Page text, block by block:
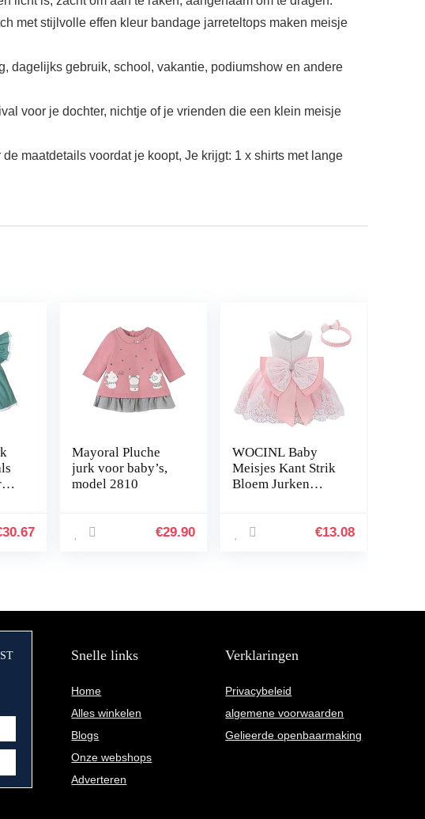
met stijlvolle effen kleur bandage jarreteltops maken meisje
dagelijks gebruik, school, vakantie, podiumshow en andere
voor je dochter, nichtje of je vrienden die een klein meisje
maatdetails voordat je koopt, Je krijgt: 1 x shirts met lange
30.67
Mayoral Pluche
jurk voor baby’s,
model 2810
€29.90
WOCINL Baby
Meisjes Kant Strik
Bloem Jurken
Doop Christening
€13.08
Snelle links
Home
Alles winkelen
Blogs
Onze webshops
Adverteren
Verklaringen
Privacybeleid
algemene voorwaarden
Gelieerde openbaarmaking